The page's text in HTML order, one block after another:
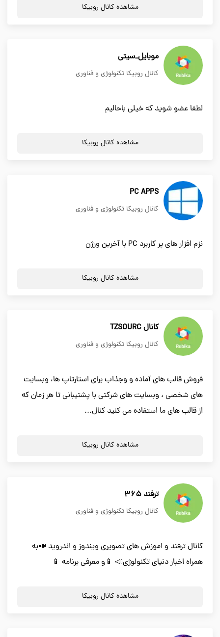
مشاهده کانال روبیکا
موبایل_سیتی
کانال روبیکا تکنولوژی و فناوری
لطفا عضو شوید که خیلی باحالیم
مشاهده کانال روبیکا
PC APPS
کانال روبیکا تکنولوژی و فناوری
نزم افزار های پر کاربرد PC با آخرین ورژن
مشاهده کانال روبیکا
کانال TZSOURC
کانال روبیکا تکنولوژی و فناوری
فروش قالب های آماده و وجذاب برای استارتاپ ها، وبسایت
های شخصی ، وبسایت های شرکتی با پشتیبانی تا هر زمان که
از قالب های ما استفاده می کنید کنال...
مشاهده کانال روبیکا
ترفند 365
کانال روبیکا تکنولوژی و فناوری
کانال ترفند و اموزش های تصویری ویندوز و اندروید 📣به
همراه اخبار دنیای تکنولوژی📣 📱و معرفی برنامه 📱
مشاهده کانال روبیکا